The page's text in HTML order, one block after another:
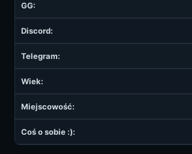
GG:
Discord:
Telegram:
Wiek:
Miejscowość:
Coś o sobie :):